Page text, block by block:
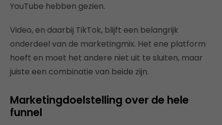
YouTube hebben gezien.
Video, en daarbij TikTok, blijft een belangrijk
onderdeel van de marketingmix. Het ene platform
hoeft en moet het andere niet uit te sluiten, maar
juiste een combinatie van beide zijn.
Marketingdoelstelling over de hele
funnel